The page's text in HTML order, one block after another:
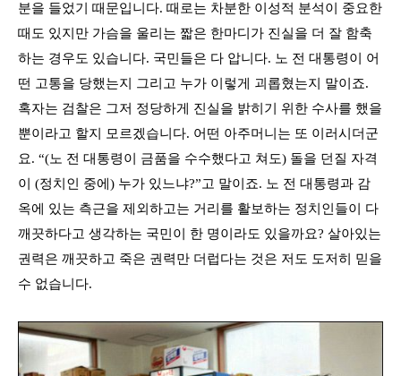
분을 들었기 때문입니다. 때로는 차분한 이성적 분석이 중요한
때도 있지만 가슴을 울리는 짧은 한마디가 진실을 더 잘 함축
하는 경우도 있습니다. 국민들은 다 압니다. 노 전 대통령이 어
떤 고통을 당했는지 그리고 누가 이렇게 괴롭혔는지 말이죠.
혹자는 검찰은 그저 정당하게 진실을 밝히기 위한 수사를 했을
뿐이라고 할지 모르겠습니다. 어떤 아주머니는 또 이러시더군
요. “(노 전 대통령이 금품을 수수했다고 쳐도) 돌을 던질 자격
이
(정치인 중에 ) 누가 있느냐?”고 말이죠. 노 전 대통령과 감
옥에 있는 측근을 제외하고는 거리를 활보하는 정치인들이 다
깨끗하다고 생각하는 국민이 한 명이라도 있을까요? 살아있는
권력은 깨끗하고 죽은 권력만 더럽다는 것은 저도 도저히 믿을
수 없습니다.